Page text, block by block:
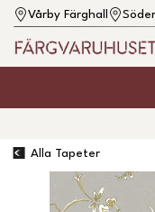
Vårby Färghall
Alla Tapeter